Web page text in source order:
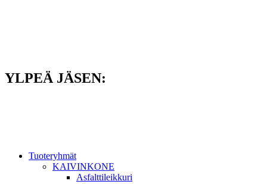
YLPEÄ JÄSEN:
Tuoteryhmät
KAIVINKONE
Asfalttileikkuri